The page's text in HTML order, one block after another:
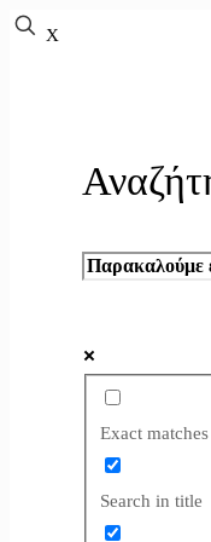
X
Exact
Search in title